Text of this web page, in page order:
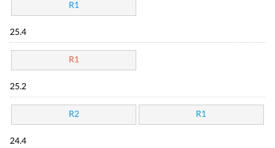
R1
25.4
R1
25.2
R2 R1
24.4